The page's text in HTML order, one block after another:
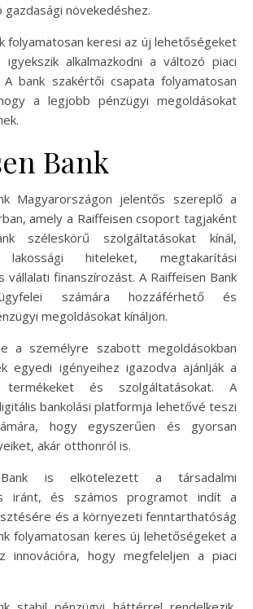
növekedéshez.
folyamatosan keresi az új lehetőségeket
alkalmazkodni a változó piaci
A bank szakértői csapata folyamatosan
a legjobb pénzügyi megoldásokat
Bank
Magyarországon jelentős szereplő a
amely a Raiffeisen csoport tagjaként
széleskörű szolgáltatásokat kínál,
hiteleket, megtakarítási
finanszírozást. A Raiffeisen Bank
számára hozzáférhető és
megoldásokat kínáljon.
a személyre szabott megoldásokban
egyedi igényeihez igazodva ajánlják a
termékeket és szolgáltatásokat. A
bankolási platformja lehetővé teszi
hogy egyszerűen és gyorsan
akár otthonról is.
is elkötelezett a társadalmi
iránt, és számos programot indít a
és a környezeti fenntarthatóság
folyamatosan keres új lehetőségeket a
innovációra, hogy megfeleljen a piaci